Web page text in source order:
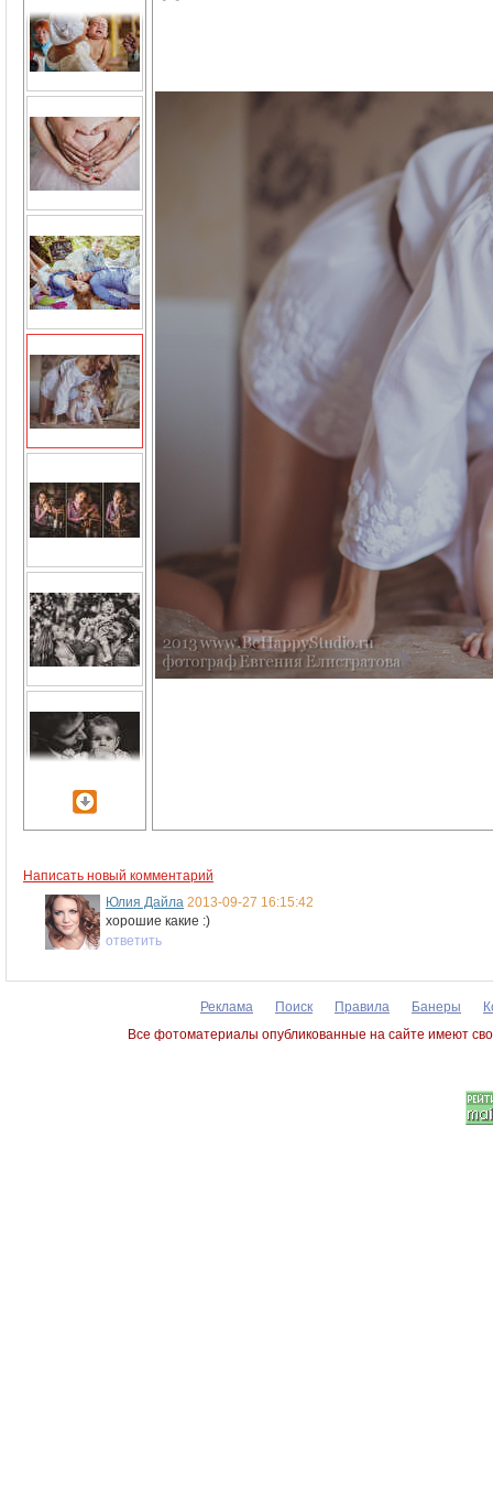
Написать новый комментарий
Юлия Дайла 2013-09-27 16:15:42
хорошие какие :)
ответить
Реклама Поиск Правила Банеры
Все фотоматериалы опубликованные на сайте имеют